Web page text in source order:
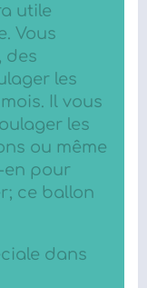
utile
Vous
des
les
Il vous
les
ou même
en pour
ce ballon
dans